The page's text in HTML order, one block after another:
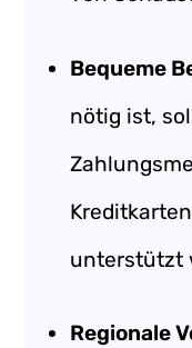
Bequeme
nötig ist,
unterstützt
Regionale